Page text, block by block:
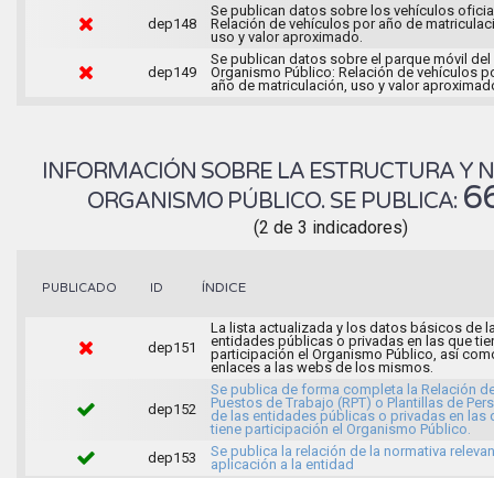
dep148
Se publican datos sobre los vehículos
Relación de vehículos por año de
uso y valor aproximado.
dep149
Se publican datos sobre el parque móvil del
Organismo Público: Relación de vehículos
año de matriculación, uso y valor
INFORMACIÓN SOBRE LA ESTRUCTURA Y
ORGANISMO PÚBLICO. SE PUBLICA:
(2 de 3 indicadores)
PUBLICADO ID ÍNDICE
dep151
La lista actualizada y los datos básicos de
entidades públicas o privadas en las que
participación el Organismo Público, así
enlaces a las webs de los mismos.
dep152
Se publica de forma completa la Relación
Puestos de Trabajo (RPT) o Plantillas de
de las entidades públicas o privadas en las
tiene participación el Organismo Público.
dep153
Se publica la relación de la normativa
aplicación a la entidad